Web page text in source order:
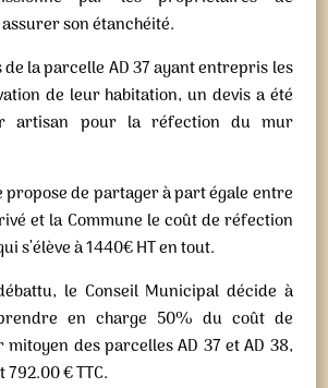
son étanchéité.
la parcelle AD 37 ayant entrepris les
de leur habitation, un devis a été
artisan pour la réfection du mur
propose de partager à part égale entre
et la Commune le coût de réfection
s’élève à 1440€ HT en tout.
le Conseil Municipal décide à
en charge 50% du coût de
des parcelles AD 37 et AD 38,
792.00 € TTC.